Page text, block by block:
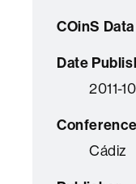
COinS Data
Date
2011-
Cádiz